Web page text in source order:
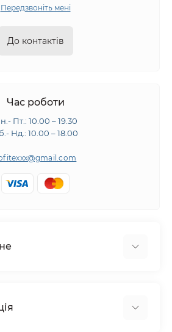
Передзвоніть мені
До контактів
Час роботи
Пт.: 10.00 – 19.30
Нд.: 10.00 – 18.00